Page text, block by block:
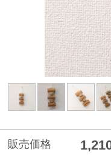
販売価格